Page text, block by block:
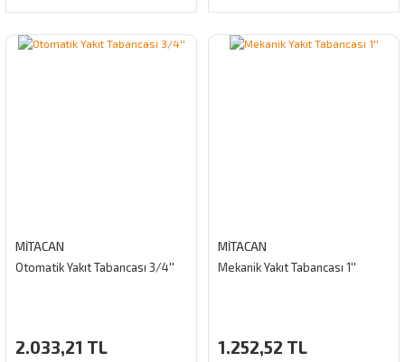
MİTACAN
Otomatik Yakıt Tabancası 3/4''
2.033,21 TL
MİTACAN
Mekanik Yakıt Tabancası 1''
1.252,52 TL